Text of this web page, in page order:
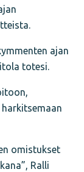
ajan
totesi.
omistukset
Ralli